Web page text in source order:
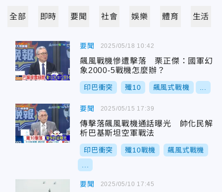
全部 即時 要聞 社會 娛樂 體育 生活
要聞
飆風戰機慘遭擊落 栗正傑：國軍幻
象2000-5戰機怎麼辦？
印巴衝突 殲10 飆風式戰機
2025/05/18 10:42
要聞
傳擊落飆風戰機通話曝光 帥化民解
析巴基斯坦空軍戰法
印巴衝突 殲10戰機 飆風式戰機
2025/05/15 17:39
要聞 2025/05/10 17:45